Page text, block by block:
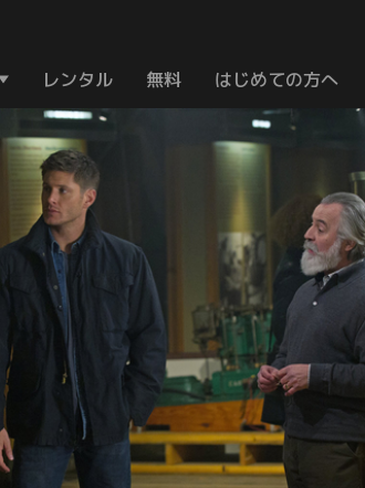
レンタル 無料 はじめての方へ